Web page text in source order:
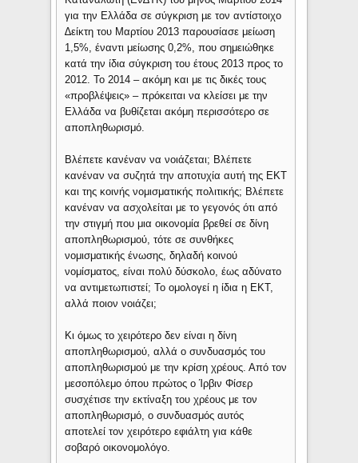
για την Ελλάδα σε σύγκριση µε τον αντίστοιχο
∆είκτη του Μαρτίου 2013 παρουσίασε μείωση
1,5%, έναντι μείωσης 0,2%, που σημειώθηκε
κατά την ίδια σύγκριση του έτους 2013 προς το
2012. Το 2014 – ακόμη και με τις δικές τους
«προβλέψεις» – πρόκειται να κλείσει με την
Ελλάδα να βυθίζεται ακόμη περισσότερο σε
αποπληθωρισμό.
Βλέπετε κανέναν να νοιάζεται; Βλέπετε
κανέναν να συζητά την αποτυχία αυτή της ΕΚΤ
και της κοινής νομισματικής πολιτικής; Βλέπετε
κανέναν να ασχολείται με το γεγονός ότι από
την στιγμή που μια οικονομία βρεθεί σε δίνη
αποπληθωρισμού, τότε σε συνθήκες
νομισματικής ένωσης, δηλαδή κοινού
νομίσματος, είναι πολύ δύσκολο, έως αδύνατο
να αντιμετωπιστεί; Το ομολογεί η ίδια η ΕΚΤ,
αλλά ποιον νοιάζει;
Κι όμως το χειρότερο δεν είναι η δίνη
αποπληθωρισμού, αλλά ο συνδυασμός του
αποπληθωρισμού με την κρίση χρέους. Από τον
μεσοπόλεμο όπου πρώτος ο Ίρβιν Φίσερ
συσχέτισε την εκτίναξη του χρέους με τον
αποπληθωρισμό, ο συνδυασμός αυτός
αποτελεί τον χειρότερο εφιάλτη για κάθε
σοβαρό οικονομολόγο.